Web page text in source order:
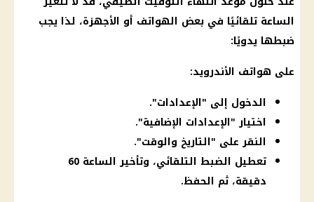
الساعة تلقائيًا في بعض الهواتف أو الأجهزة، لذا يجب
ضبطها يدويًا:
على هواتف الأندرويد:
الدخول إلى "الإعدادات".
اختيار "الإعدادات الإضافية".
النقر على "التاريخ والوقت".
تعطيل الضبط التلقائي، وتأخير الساعة 60
دقيقة، ثم الحفظ.